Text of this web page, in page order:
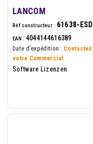
LANCOM
Réf constructeur : 61638-ESD
EAN : 4044144616389
Date d'expédition : Contactez
votre Commercial
Software Lizenzen